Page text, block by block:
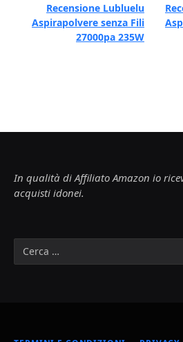
Recensione Lubluelu
Aspirapolvere senza Fili
27000pa 235W
In qualità di Affiliato Amazon io
acquisti idonei.